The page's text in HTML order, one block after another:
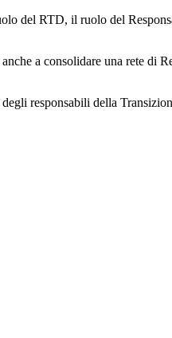
del RTD, il ruolo del
a consolidare una rete di
responsabili della